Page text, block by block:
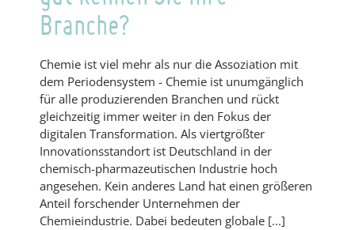
Branche?
Chemie ist viel mehr als nur die Assoziation mit
dem Periodensystem - Chemie ist unumgänglich
für alle produzierenden Branchen und rückt
gleichzeitig immer weiter in den Fokus der
digitalen Transformation. Als viertgrößter
Innovationsstandort ist Deutschland in der
chemisch-pharmazeutischen Industrie hoch
angesehen. Kein anderes Land hat einen größeren
Anteil forschender Unternehmen der
Chemieindustrie. Dabei bedeuten globale [...]